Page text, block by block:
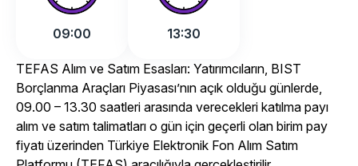
09:00 13:30
TEFAS Alım ve Satım Esasları: Yatırımcıların, BIST
Borçlanma Araçları Piyasası’nın açık olduğu günlerde,
09.00 – 13.30 saatleri arasında verecekleri katılma payı
alım ve satım talimatları o gün için geçerli olan birim pay
fiyatı üzerinden Türkiye Elektronik Fon Alım Satım